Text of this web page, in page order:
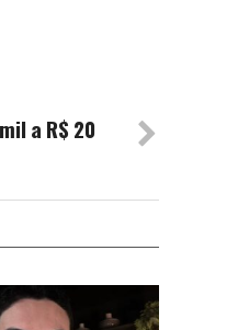
a R$ 20